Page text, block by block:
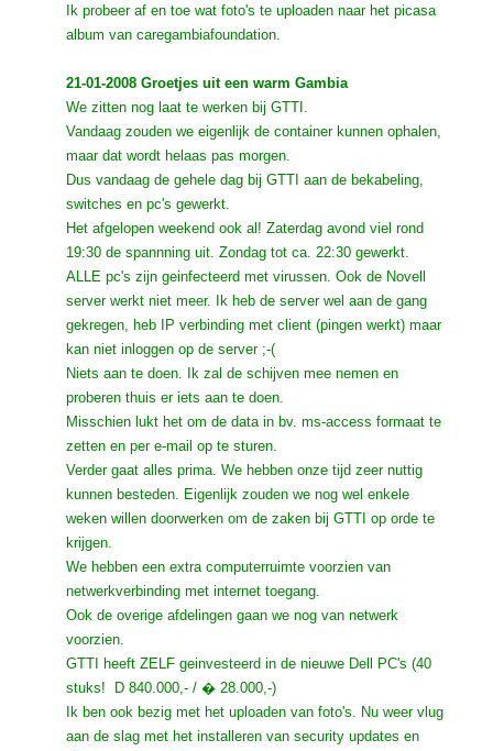
Ik probeer af en toe wat foto's te uploaden naar het picasa
album van caregambiafoundation.
21-01-2008 Groetjes uit een warm Gambia
We zitten nog laat te werken bij GTTI.
Vandaag zouden we eigenlijk de container kunnen ophalen,
maar dat wordt helaas pas morgen.
Dus vandaag de gehele dag bij GTTI aan de bekabeling,
switches en pc's gewerkt.
Het afgelopen weekend ook al! Zaterdag avond viel rond
19:30 de spannning uit. Zondag tot ca. 22:30 gewerkt.
ALLE pc's zijn geinfecteerd met virussen. Ook de Novell
server werkt niet meer. Ik heb de server wel aan de gang
gekregen, heb IP verbinding met client (pingen werkt) maar
kan niet inloggen op de server ;-(
Niets aan te doen. Ik zal de schijven mee nemen en
proberen thuis er iets aan te doen.
Misschien lukt het om de data in bv. ms-access formaat te
zetten en per e-mail op te sturen.
Verder gaat alles prima. We hebben onze tijd zeer nuttig
kunnen besteden. Eigenlijk zouden we nog wel enkele
weken willen doorwerken om de zaken bij GTTI op orde te
krijgen.
We hebben een extra computerruimte voorzien van
netwerkverbinding met internet toegang.
Ook de overige afdelingen gaan we nog van netwerk
voorzien.
GTTI heeft ZELF geinvesteerd in de nieuwe Dell PC's (40
stuks! D 840.000,- / � 28.000,-)
Ik ben ook bezig met het uploaden van foto's. Nu weer vlug
aan de slag met het installeren van security updates en